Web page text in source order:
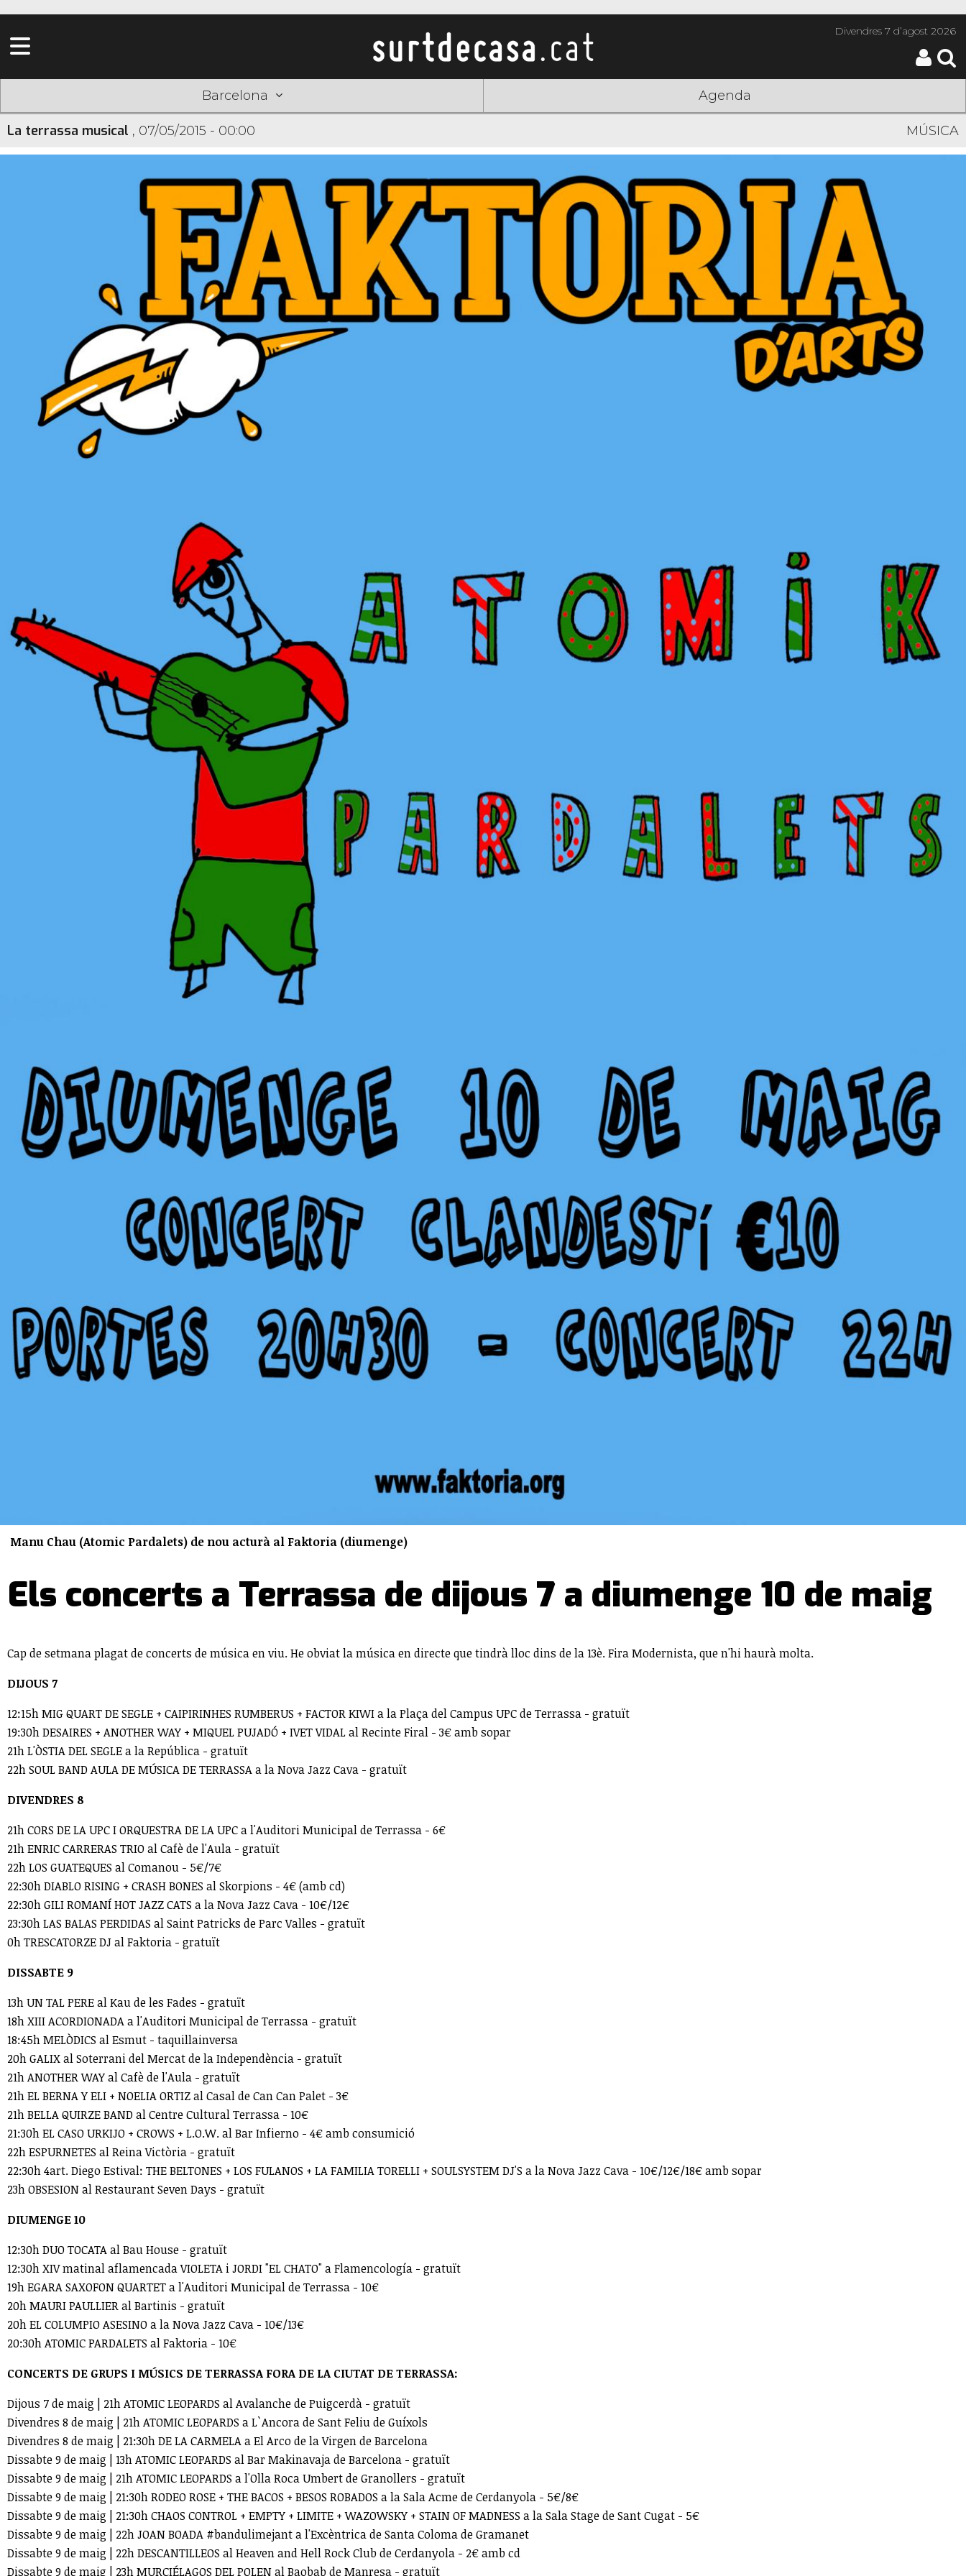
Divendres7 d’agost 2026
Barcelona Agenda
La terrassa musical , 07/05/2015 - 00:00 MÚSICA
Manu Chau (Atomic Pardalets) de nou acturà al Faktoria (diumenge)
Els concerts a Terrassa de dijous 7 a diumenge 10 de maig
Cap de setmana plagat de concerts de música en viu. He obviat la música en directe que tindrà lloc dins de la 13è. Fira Modernista, que n'hi haurà molta.
DIJOUS 7
12:15h MIG QUART DE SEGLE + CAIPIRINHES RUMBERUS + FACTOR KIWI a la Plaça del Campus UPC de Terrassa - gratuït
19:30h DESAIRES + ANOTHER WAY + MIQUEL PUJADÓ + IVET VIDAL al Recinte Firal - 3€ amb sopar
21h L'ÒSTIA DEL SEGLE a la República - gratuït
22h SOUL BAND AULA DE MÚSICA DE TERRASSA a la Nova Jazz Cava - gratuït
DIVENDRES 8
21h CORS DE LA UPC I ORQUESTRA DE LA UPC a l'Auditori Municipal de Terrassa - 6€
21h ENRIC CARRERAS TRIO al Cafè de l'Aula - gratuït
22h LOS GUATEQUES al Comanou - 5€/7€
22:30h DIABLO RISING + CRASH BONES al Skorpions - 4€ (amb cd)
22:30h GILI ROMANÍ HOT JAZZ CATS a la Nova Jazz Cava - 10€/12€
23:30h LAS BALAS PERDIDAS al Saint Patricks de Parc Valles - gratuït
0h TRESCATORZE DJ al Faktoria - gratuït
DISSABTE 9
13h UN TAL PERE al Kau de les Fades - gratuït
18h XIII ACORDIONADA a l'Auditori Municipal de Terrassa - gratuït
18:45h MELÒDICS al Esmut - taquillainversa
20h GALIX al Soterrani del Mercat de la Independència - gratuït
21h ANOTHER WAY al Cafè de l'Aula - gratuït
21h EL BERNA Y ELI + NOELIA ORTIZ al Casal de Can Can Palet - 3€
21h BELLA QUIRZE BAND al Centre Cultural Terrassa - 10€
21:30h EL CASO URKIJO + CROWS + L.O.W. al Bar Infierno - 4€ amb consumició
22h ESPURNETES al Reina Victòria - gratuït
22:30h 4art. Diego Estival: THE BELTONES + LOS FULANOS + LA FAMILIA TORELLI + SOULSYSTEM DJ'S a la Nova Jazz Cava - 10€/12€/18€ amb sopar
23h OBSESION al Restaurant Seven Days - gratuït
DIUMENGE 10
12:30h DUO TOCATA al Bau House - gratuït
12:30h XIV matinal aflamencada VIOLETA i JORDI "EL CHATO" a Flamencología - gratuït
19h EGARA SAXOFON QUARTET a l'Auditori Municipal de Terrassa - 10€
20h MAURI PAULLIER al Bartinis - gratuït
20h EL COLUMPIO ASESINO a la Nova Jazz Cava - 10€/13€
20:30h ATOMIC PARDALETS al Faktoria - 10€
CONCERTS DE GRUPS I MÚSICS DE TERRASSA FORA DE LA CIUTAT DE TERRASSA:
Dijous 7 de maig | 21h ATOMIC LEOPARDS al Avalanche de Puigcerdà - gratuït
Divendres 8 de maig | 21h ATOMIC LEOPARDS a L`Ancora de Sant Feliu de Guíxols
Divendres 8 de maig | 21:30h DE LA CARMELA a El Arco de la Virgen de Barcelona
Dissabte 9 de maig | 13h ATOMIC LEOPARDS al Bar Makinavaja de Barcelona - gratuït
Dissabte 9 de maig | 21h ATOMIC LEOPARDS a l'Olla Roca Umbert de Granollers - gratuït
Dissabte 9 de maig | 21:30h RODEO ROSE + THE BACOS + BESOS ROBADOS a la Sala Acme de Cerdanyola - 5€/8€
Dissabte 9 de maig | 21:30h CHAOS CONTROL + EMPTY + LIMITE + WAZOWSKY + STAIN OF MADNESS a la Sala Stage de Sant Cugat - 5€
Dissabte 9 de maig | 22h JOAN BOADA #bandulimejant a l'Excèntrica de Santa Coloma de Gramanet
Dissabte 9 de maig | 22h DESCANTILLEOS al Heaven and Hell Rock Club de Cerdanyola - 2€ amb cd
Dissabte 9 de maig | 23h MURCIÉLAGOS DEL POLEN al Baobab de Manresa - gratuït